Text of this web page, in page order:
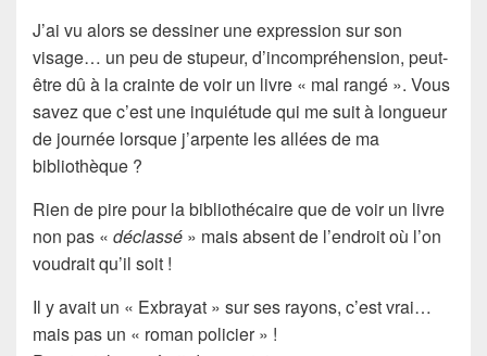
J’ai vu alors se dessiner une expression sur son
visage… un peu destupeur, d’incompréhension, peut-
être dû à lacraintede voir un livre « mal rangé ». Vous
savez que c’est une inquiétude qui me suit à longueur
de journée lorsque j’arpente les allées de ma
bibliothèque ?
Rien de pire pour la bibliothécaire que de voir un livre
non pas « déclassé » mais absent de l’endroit où l’on
voudrait qu’il soit !
Il y avait un « Exbrayat » sur ses rayons, c’est vrai…
mais pas un « roman policier» !